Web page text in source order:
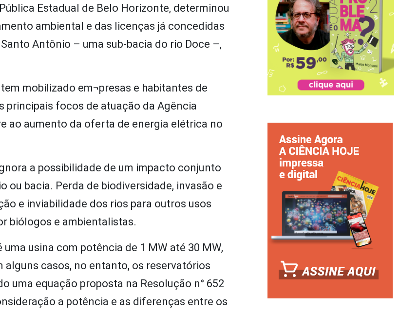
Estadual de Belo Horizonte, determinou
ambiental e das licenças já concedidas
Antônio – uma sub-bacia do rio Doce –,
mobilizado em¬presas e habitantes de
principais focos de atuação da Agência
ao aumento da oferta de energia elétrica no
a possibilidade de um impacto conjunto
ou bacia. Perda de biodiversidade, invasão e
e inviabilidade dos rios para outros usos
biólogos e ambientalistas.
usina com potência de 1 MW até 30 MW,
alguns casos, no entanto, os reservatórios
uma equação proposta na Resolução n° 652
a potência e as diferenças entre os